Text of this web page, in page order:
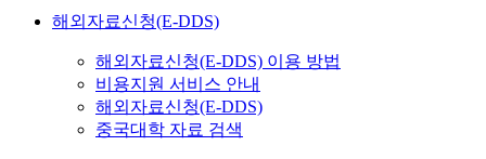
해외자료신청(E-DDS)
해외자료신청(E-DDS) 이용 방법
비용지원 서비스 안내
해외자료신청(E-DDS)
중국대학 자료 검색